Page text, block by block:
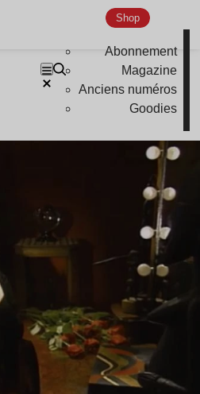
Shop
Abonnement
Magazine
Anciens numéros
Goodies